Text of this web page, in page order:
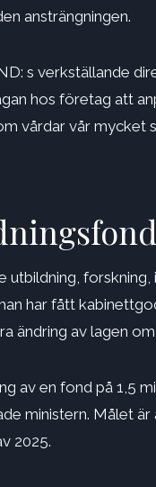
ansträngningen.
s verkställande
hos företag att
vårdar vår
har fått
ändring av lagen
av en fond på 1,5
ministern. Målet
2025.